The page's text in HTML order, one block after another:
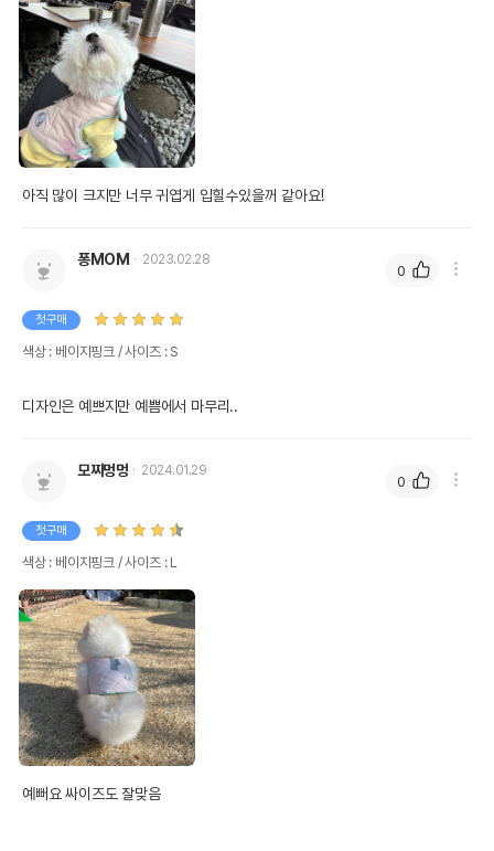
아직 많이 크지만 너무 귀엽게 입힐수있을꺼 같아요!
퐁MOM 2023.02.28
첫구매
색상 : 베이지핑크 / 사이즈 : S
디자인은 예쁘지만 예쁨에서 마무리..
0
모찌멍멍 2024.01.29
첫구매
색상 : 베이지핑크 / 사이즈 : L
예뻐요 싸이즈도 잘맞음
0